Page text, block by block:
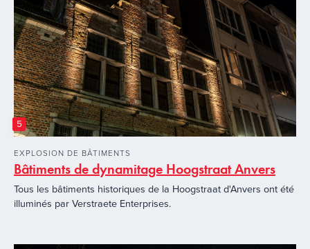
5
EXPLOSION DE BÂTIMENTS
Bâtiments de dynamitage Hoogstraat Anvers
Tous les bâtiments historiques de la Hoogstraat d'Anvers ont été
illuminés par Verstraete Enterprises.